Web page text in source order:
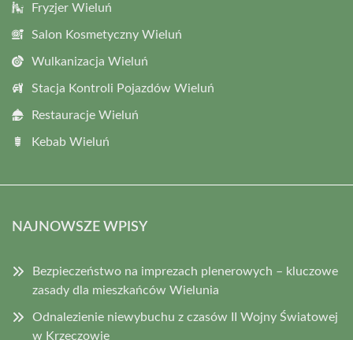
Fryzjer Wieluń
Salon Kosmetyczny Wieluń
Wulkanizacja Wieluń
Stacja Kontroli Pojazdów Wieluń
Restauracje Wieluń
Kebab Wieluń
NAJNOWSZE WPISY
Bezpieczeństwo na imprezach plenerowych – kluczowe
zasady dla mieszkańców Wielunia
Odnalezienie niewybuchu z czasów II Wojny Światowej
w Krzeczowie